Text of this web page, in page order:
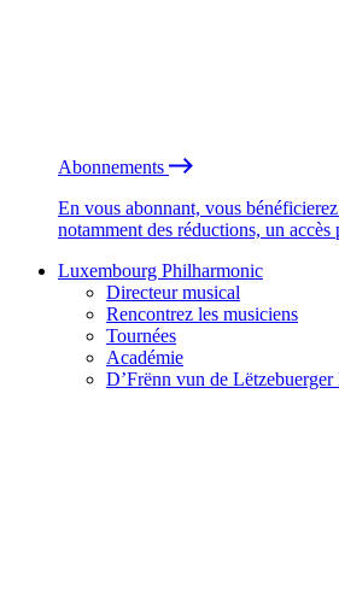
Abonnements
En vous abonnant, vous
notamment des réductions, un
Luxembourg Philharmonic
Directeur musical
Rencontrez les musiciens
Tournées
Académie
D’Frënn vun de